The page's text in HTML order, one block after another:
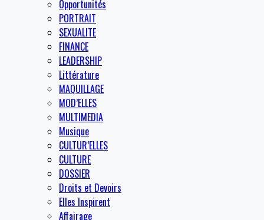
Opportunités
PORTRAIT
SEXUALITE
FINANCE
LEADERSHIP
Littérature
MAQUILLAGE
MOD’ELLES
MULTIMEDIA
Musique
CULTUR’ELLES
CULTURE
DOSSIER
Droits et Devoirs
Elles Inspirent
Affairage